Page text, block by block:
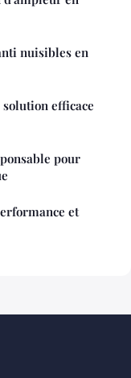
nuisibles en
efficace
pour
et